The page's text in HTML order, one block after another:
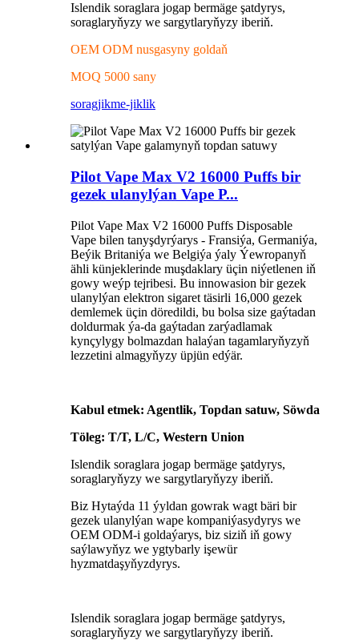
Islendik soraglara jogap bermäge şatdyrys,
soraglaryňyzy we sargytlaryňyzy iberiň.
OEM ODM nusgasyny goldaň
MOQ 5000 sany
soragjikme-jiklik
Pilot Vape Max V2 16000 Puffs bir
gezek ulanylýan Vape P...
Pilot Vape Max V2 16000 Puffs Disposable
Vape bilen tanyşdyrýarys - Fransiýa, Germaniýa,
Beýik Britaniýa we Belgiýa ýaly Ýewropanyň
ähli künjeklerinde muşdaklary üçin niýetlenen iň
gowy weýp tejribesi. Bu innowasion bir gezek
ulanylýan elektron sigaret täsirli 16,000 gezek
demlemek üçin döredildi, bu bolsa size gaýtadan
doldurmak ýa-da gaýtadan zarýadlamak
kynçylygy bolmazdan halaýan tagamlaryňyzyň
lezzetini almagyňyzy üpjün edýär.
Kabul etmek: Agentlik, Topdan satuw, Söwda
Töleg: T/T, L/C, Western Union
Islendik soraglara jogap bermäge şatdyrys,
soraglaryňyzy we sargytlaryňyzy iberiň.
Biz Hytaýda 11 ýyldan gowrak wagt bäri bir
gezek ulanylýan wape kompaniýasydyrys we
OEM ODM-i goldaýarys, biz siziň iň gowy
saýlawyňyz we ygtybarly işewür
hyzmatdaşyňyzdyrys.
Islendik soraglara jogap bermäge şatdyrys,
soraglaryňyzy we sargytlaryňyzy iberiň.